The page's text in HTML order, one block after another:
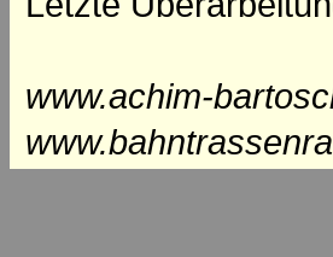
www.achim-